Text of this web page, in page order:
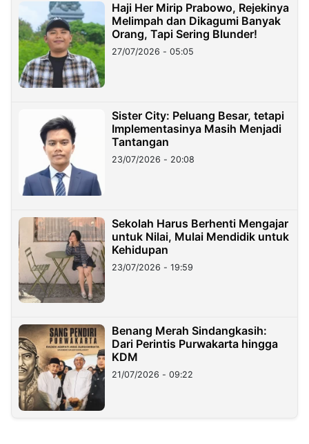
Haji Her Mirip Prabowo, Rejekinya
Melimpah dan Dikagumi Banyak
Orang, Tapi Sering Blunder!
27/07/2026 - 05:05
Sister City: Peluang Besar, tetapi
Implementasinya Masih Menjadi
Tantangan
23/07/2026 - 20:08
Sekolah Harus Berhenti Mengajar
untuk Nilai, Mulai Mendidik untuk
Kehidupan
23/07/2026 - 19:59
Benang Merah Sindangkasih:
Dari Perintis Purwakarta hingga
KDM
21/07/2026 - 09:22